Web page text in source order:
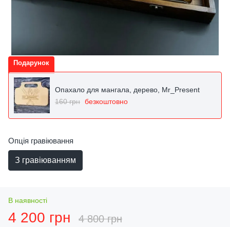
Подарунок
Опахало для мангала, дерево, Mr_Present
160 грн безкоштовно
Опція гравіювання
З гравіюванням
В наявності
4 200 грн 4 800 грн